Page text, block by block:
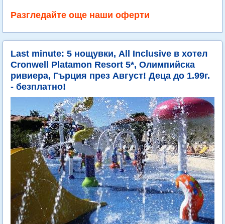
Разгледайте още наши оферти
Last minute: 5 нощувки, All Inclusive в хотел
Cronwell Platamon Resort 5*, Олимпийска
ривиера, Гърция през Август! Деца до 1.99г.
- безплатно!